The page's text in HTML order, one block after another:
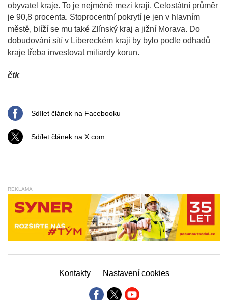
obyvatel kraje. To je nejméně mezi kraji. Celostátní průměr
je 90,8 procenta. Stoprocentní pokrytí je jen v hlavním
městě, blíží se mu také Zlínský kraj a jižní Morava. Do
dobudování sítí v Libereckém kraji by bylo podle odhadů
kraje třeba investovat miliardy korun.
čtk
Sdílet článek na Facebooku
Sdílet článek na X.com
REKLAMA
Kontakty Nastavení cookies